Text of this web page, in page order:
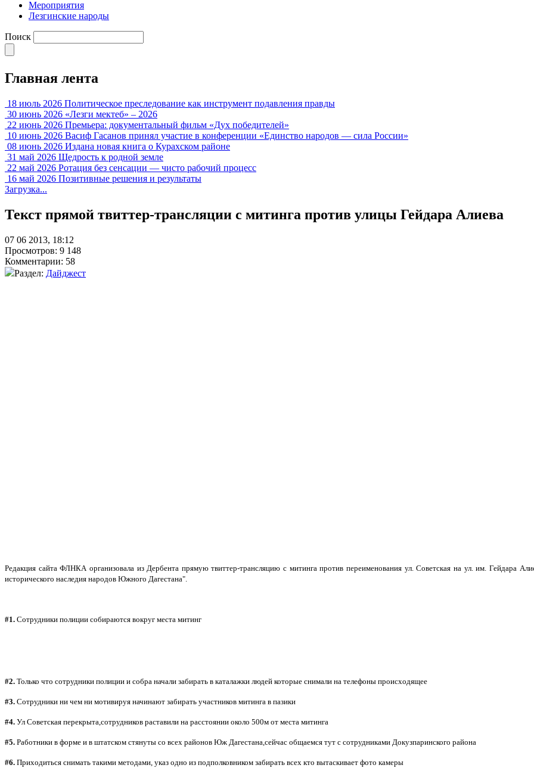
Мероприятия
Лезгинские народы
Поиск
Главная лента
18 июль 2026 Политическое преследование как инструмент подавления правды
30 июнь 2026 «Лезги мектеб» – 2026
22 июнь 2026 Премьера: документальный фильм «Дух победителей»
10 июнь 2026 Васиф Гасанов принял участие в конференции «Единство народов — сила России»
08 июнь 2026 Издана новая книга о Курахском районе
31 май 2026 Щедрость к родной земле
22 май 2026 Ротация без сенсации — чисто рабочий процесс
16 май 2026 Позитивные решения и результаты
Загрузка...
Текст прямой твиттер-трансляции с митинга против улицы Гейдара Алиева
07 06 2013, 18:12
Просмотров: 9 148
Комментарии: 58
Раздел: Дайджест
Редакция сайта ФЛНКА организовала из Дербента прямую твиттер-трансляцию с митинга против переименования ул. Советская на ул. им. Гейдара
исторического наследия народов Южного Дагестана".
#1. Сотрудники полиции собираются вокруг места митинг
#2. Только что сотрудники полиции и собра начали забирать в каталажки людей которые снимали на телефоны происходящее
#3. Сотрудники ни чем ни мотивируя начинают забирать участников митинга в пазики
#4. Ул Советская перекрыта,сотрудников раставили на расстоянии около 500м от места митинга
#5. Работники в форме и в штатском стянуты со всех районов Юж Дагестана,сейчас общаемся тут с сотрудниками Докузпаринского района
#6. Приходиться снимать такими методами, указ одно из подполковником забирать всех кто вытаскивает фото камеры